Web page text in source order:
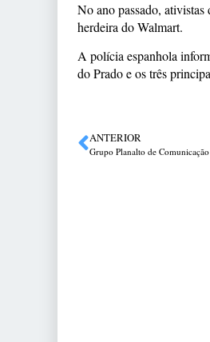
No ano passado,
herdeira do Walmart.
A polícia espanhola
do Prado e os três
ANTERIOR